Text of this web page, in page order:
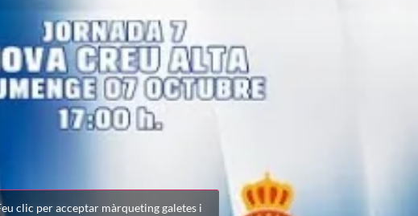
clic per acceptar màrqueting galetes i